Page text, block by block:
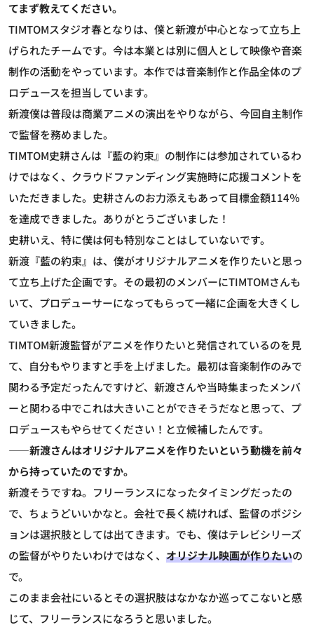
てまず教えてください。
TIMTOMスタジオ春となりは、僕と新渡が中心となって立ち上
げられたチームです。今は本業とは別に個人として映像や音楽
制作の活動をやっています。本作では音楽制作と作品全体のプ
ロデュースを担当しています。
新渡僕は普段は商業アニメの演出をやりながら、今回自主制作
で監督を務めました。
TIMTOM史耕さんは『藍の約束』の制作には参加されているわ
けではなく、クラウドファンディング実施時に応援コメントを
いただきました。史耕さんのお力添えもあって目標金額114％
を達成できました。ありがとうございました！
史耕いえ、特に僕は何も特別なことはしていないです。
新渡 『藍の約束』は、僕がオリジナルアニメを作りたいと思っ
て立ち上げた企画です。その最初のメンバーにTIMTOMさんも
いて、プロデューサーになってもらって一緒に企画を大きくし
ていきました。
TIMTOM新渡監督がアニメを作りたいと発信されているのを見
て、自分もやりますと手を上げました。最初は音楽制作のみで
関わる予定だったんですけど、新渡さんや当時集まったメンバ
ーと関わる中でこれは大きいことができそうだなと思って、プ
ロデュースもやらせてください！と立候補したんです。
――新渡さんはオリジナルアニメを作りたいという動機を前々
から持っていたのですか。
新渡そうですね。フリーランスになったタイミングだったの
で、ちょうどいいかなと。会社で長く続ければ、監督のポジシ
ョンは選択肢としては出てきます。でも、僕はテレビシリーズ
の監督がやりたいわけではなく、 オリジナル映画が作りたいの
で。
このまま会社にいるとその選択肢はなかなか巡ってこないと感
じて、フリーランスになろうと思いました。